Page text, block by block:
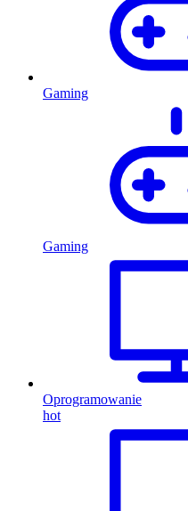
Gaming
Gaming
Oprogramowanie
hot